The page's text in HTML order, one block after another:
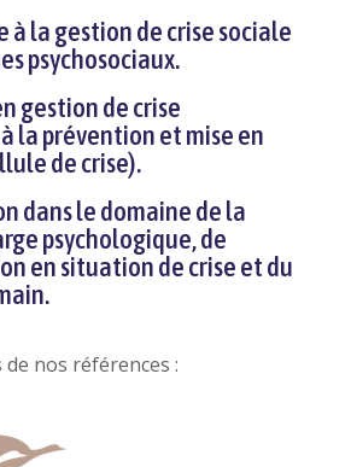
à la gestion de crise sociale
psychosociaux.
gestion de crise
la prévention et mise en
de crise).
dans le domaine de la
psychologique, de
en situation de crise et du
nos références :